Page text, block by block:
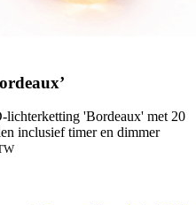
'Bordeaux' met 20
inclusief timer en dimmer